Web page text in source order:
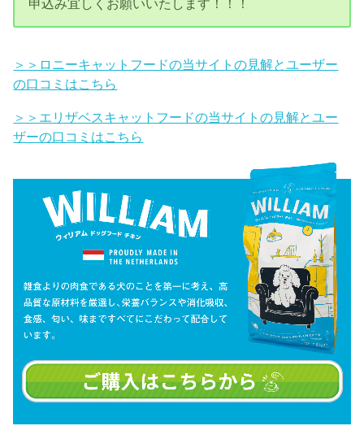
申込み宜しくお願いいたします！！！
＞＞ロニーキャットフードの当サイトの見解とユーザー
の口コミはこちら
＞＞エリザベスキャットフードの当サイトの見解とユー
ザーの口コミはこちら